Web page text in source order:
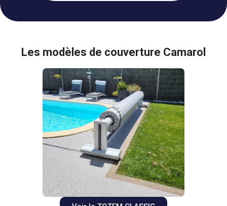
Les modèles de couverture Camarol